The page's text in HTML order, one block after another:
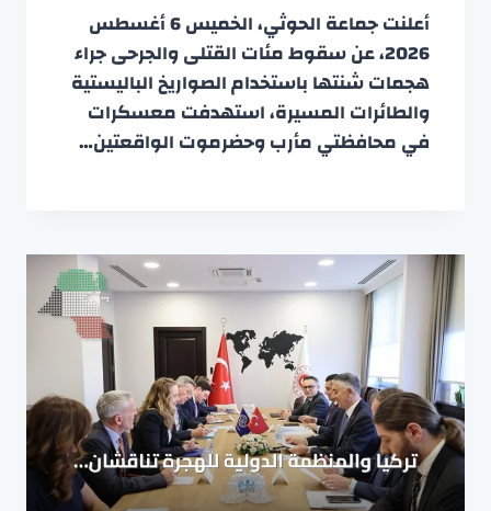
أعلنت جماعة الحوثي، الخميس 6 أغسطس
2026، عن سقوط مئات القتلى والجرحى جراء
هجمات شنتها باستخدام الصواريخ الباليستية
والطائرات المسيرة، استهدفت معسكرات
في محافظتي مأرب وحضرموت الواقعتين…